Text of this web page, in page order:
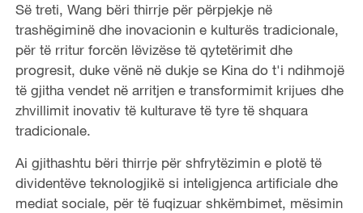
Së treti, Wang bëri thirrje për përpjekje në
trashëgiminë dhe inovacionin e kulturës tradicionale,
për të rritur forcën lëvizëse të qytetërimit dhe
progresit, duke vënë në dukje se Kina do t'i ndihmojë
të gjitha vendet në arritjen e transformimit krijues dhe
zhvillimit inovativ të kulturave të tyre të shquara
tradicionale.
Ai gjithashtu bëri thirrje për shfrytëzimin e plotë të
dividentëve teknologjikë si inteligjenca artificiale dhe
mediat sociale, për të fuqizuar shkëmbimet, mësimin